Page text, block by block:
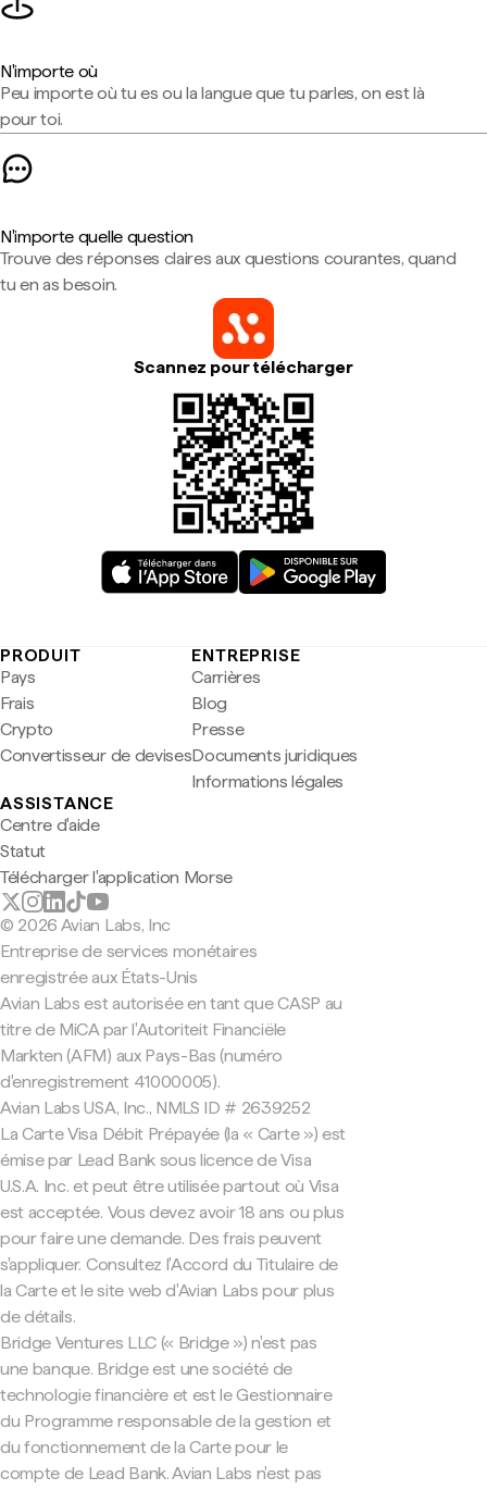
N'importe où
Peu importe où tu es ou la langue que tu parles, on est là
pour toi.
N'importe quelle question
Trouve des réponses claires aux questions courantes, quand
tu en as besoin.
Scannez pour télécharger
PRODUIT
Pays
Frais
Crypto
Convertisseur de devises
ENTREPRISE
Carrières
Blog
Presse
Documents juridiques
Informations légales
ASSISTANCE
Centre d'aide
Statut
Télécharger l'application Morse
© 2026 Avian Labs, Inc
Entreprise de services monétaires
enregistrée aux États-Unis
Avian Labs est autorisée en tant que CASP au
titre de MiCA par l'Autoriteit Financiële
Markten (AFM) aux Pays-Bas (numéro
d'enregistrement 41000005).
Avian Labs USA, Inc., NMLS ID # 2639252
La Carte Visa Débit Prépayée (la « Carte ») est
émise par Lead Bank sous licence de Visa
U.S.A. Inc. et peut être utilisée partout où Visa
est acceptée. Vous devez avoir 18 ans ou plus
pour faire une demande. Des frais peuvent
s'appliquer. Consultez l'Accord du Titulaire de
la Carte et le site web d'Avian Labs pour plus
de détails.
Bridge Ventures LLC (« Bridge ») n'est pas
une banque. Bridge est une société de
technologie financière et est le Gestionnaire
du Programme responsable de la gestion et
du fonctionnement de la Carte pour le
compte de Lead Bank. Avian Labs n'est pas